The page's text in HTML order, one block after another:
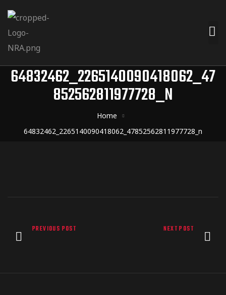
64832462_2265140090418062_47
852562811977728_N
Home
64832462_2265140090418062_47852562811977728_n
PREVIOUS POST NEXT POST